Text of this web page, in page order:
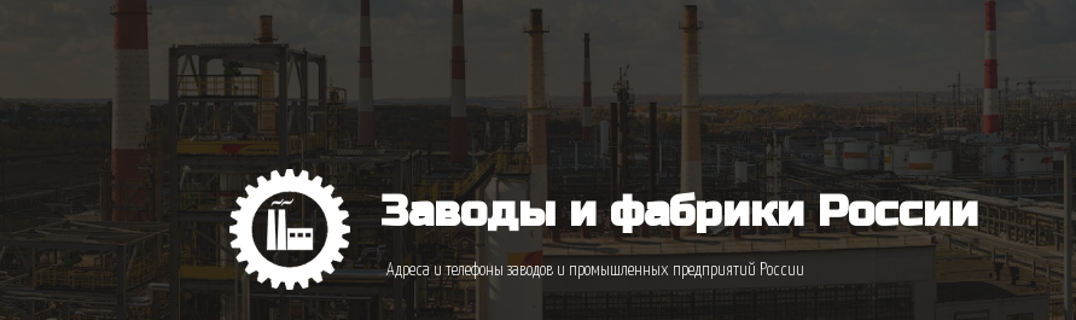
Заводы и фабрики России
Адреса и телефоны заводов и промышленных предприятий России